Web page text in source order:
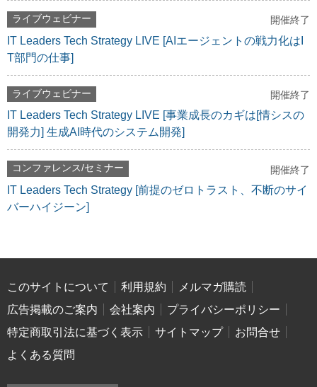
ライブウェビナー 開催終了
IT Leaders Tech Strategy LIVE [AIエージェントの戦力化はI
T部門の仕事]
ライブウェビナー 開催終了
IT Leaders Tech Strategy LIVE [事業成長のカギは[情シスの
開発力] 生成AI時代のシステム開発]
コンファレンス/セミナー 開催終了
IT Leaders Tech Strategy [前提のゼロトラスト、不断のサイ
バーハイジーン]
このサイトについて 利用規約
メルマガ購読
広告掲載のご案内
会社案内
プライバシーポリシー
特定商取引法に基づく表示
サイトマップ
お問合せ
よくある質問